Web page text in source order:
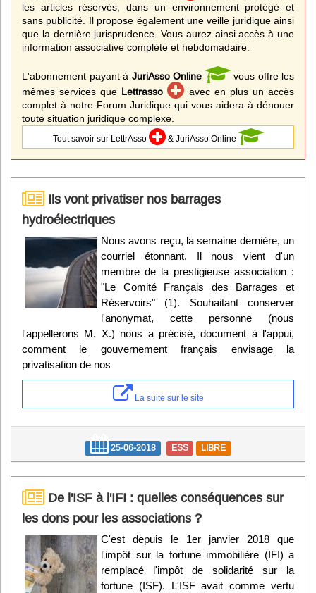
les articles réservés, dans un environnement protégé et
sans publicité. Il propose également une veille juridique ainsi
que la dernière jurisprudence. Vous aurez ainsi accès à une
information associative complète et hebdomadaire.
L'abonnement payant à JuriAsso Online
vous offre les
mêmes services que Lettrasso
avec en plus un accès
complet à notre Forum Juridique qui vous aidera à dénouer
toute situation juridique complexe.
Tout savoir sur LettrAsso & JuriAsso Online
Ils vont privatiser nos barrages
hydroélectriques
Nous avons reçu, la semaine dernière, un
courriel étonnant. Il nous vient d'un
membre de la prestigieuse association :
"Le Comité Français des Barrages et
Réservoirs" (1). Souhaitant conserver
l'anonymat, cette personne (nous
l'appellerons M. X.) nous a précisé, document à l'appui,
comment le gouvernement français envisage la
privatisation de nos
La suite sur le site
25-06-2018 ESS LIBRE
De l'ISF à l'IFI : quelles conséquences sur
les dons pour les associations ?
C'est depuis le 1er janvier 2018 que
l'impôt sur la fortune immobilière (IFI) a
remplacé l'impôt de solidarité sur la
fortune (ISF). L'ISF avait comme vertu